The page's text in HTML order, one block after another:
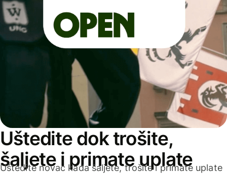
Uštedite dok trošite,
šaljete i primate uplate
Uštedite novac kada šaljete, trošite i primate uplate